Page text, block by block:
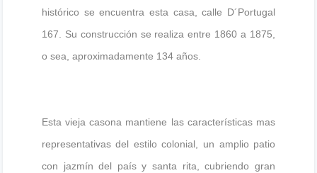
histórico se encuentra esta casa, calle D´Portugal
167. Su construcción se realiza entre 1860 a 1875,
o sea, aproximadamente 134 años.
Esta vieja casona mantiene las características mas
representativas del estilo colonial, un amplio patio
con jazmín del país y santa rita, cubriendo gran